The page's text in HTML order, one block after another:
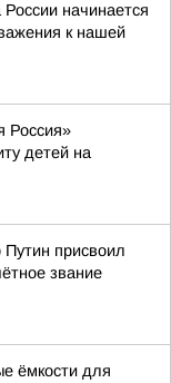
начинается
к нашей
Россия»
детей на
присвоил
звание
ёмкости для